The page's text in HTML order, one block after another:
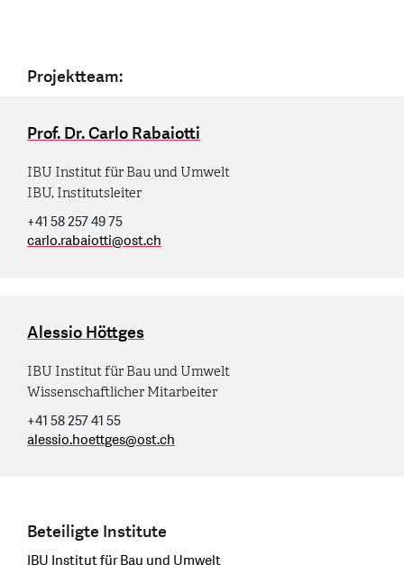
Projektteam:
Prof. Dr. Carlo Rabaiotti
IBU Institut für Bau und Umwelt
IBU, Institutsleiter
+41 58 257 49 75
carlo.rabaiotti@ost.ch
Alessio Höttges
IBU Institut für Bau und Umwelt
Wissenschaftlicher Mitarbeiter
+41 58 257 41 55
alessio.hoettges@ost.ch
Beteiligte Institute
IBU Institut für Bau und Umwelt